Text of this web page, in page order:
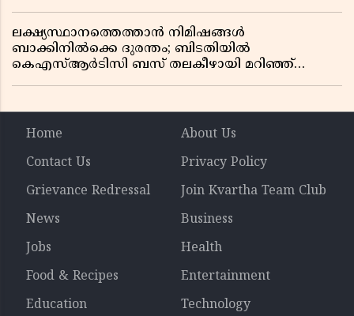
ലക്ഷ്യസ്ഥാനത്തെത്താൻ നിമിഷങ്ങൾ
ബാക്കിനിൽക്കെ ദുരന്തം; ബിടതിയിൽ
കെഎസ്ആർടിസി ബസ് തലകീഴായി മറിഞ്ഞ്
Home
About Us
Contact Us
Privacy Policy
Grievance Redressal
Join Kvartha Team Club
News
Business
Jobs
Health
Food & Recipes
Entertainment
Education
Technology